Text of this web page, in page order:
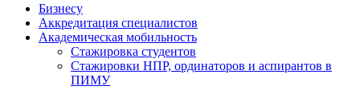
Бизнесу
Аккредитация специалистов
Академическая мобильность
Стажировка студентов
Стажировки НПР, ординаторов и аспирантов в
ПИМУ